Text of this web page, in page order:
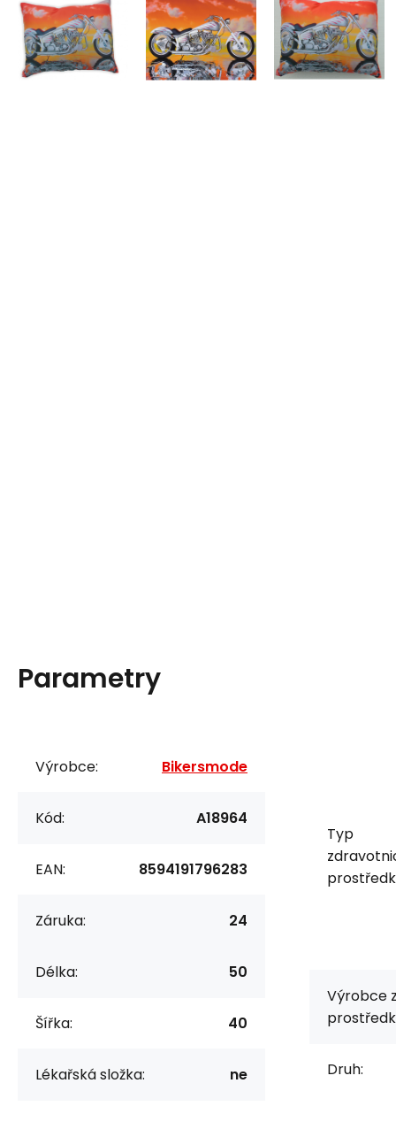
Parametry
Výrobce: Bikersmode
Kód: A18964
EAN: 8594191796283
Záruka: 24
Délka: 50
Šířka: 40
Lékařská složka: ne
Typ
Výrobce
Druh: